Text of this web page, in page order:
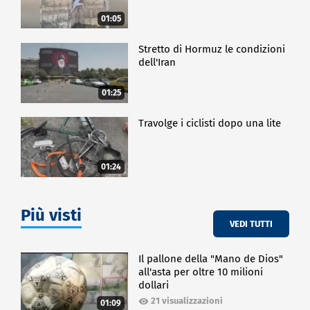
01:05
01:25
Stretto di Hormuz le condizioni
dell'Iran
01:24
Travolge i ciclisti dopo una lite
Più visti VEDI TUTTI
01:09
Il pallone della "Mano de Dios"
all'asta per oltre 10 milioni
dollari
21 visualizzazioni